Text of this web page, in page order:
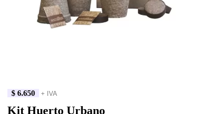
$ 6.650 + IVA
Kit Huerto Urbano